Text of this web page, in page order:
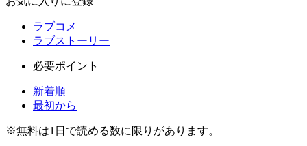
ラブコメ
ラブストーリー
必要ポイント
新着順
最初から
※無料は1日で読める数に限りがあります。